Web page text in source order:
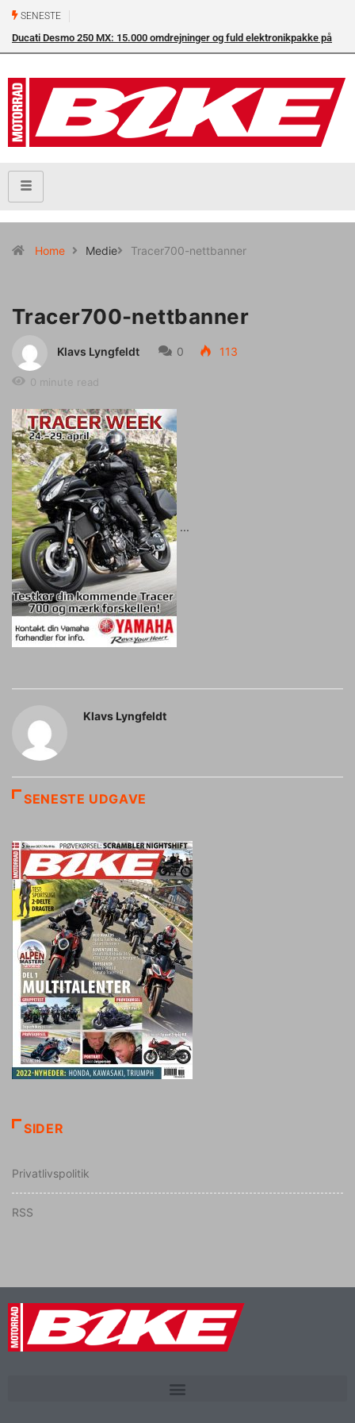
SENESTE
Ducati Desmo 250 MX: 15.000 omdrejninger og fuld elektronikpakke på
Home Medie Tracer700-nettbanner
Tracer700-nettbanner
Klavs Lyngfeldt 0 113
0 minute read
Klavs Lyngfeldt
SENESTE UDGAVE
SIDER
Privatlivspolitik
RSS